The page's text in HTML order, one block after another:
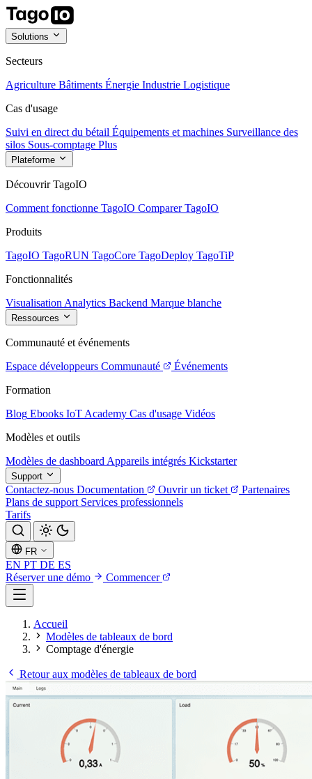
Solutions
Secteurs
Agriculture Bâtiments Énergie Industrie Logistique
Cas d'usage
Suivi en direct du bétail Équipements et machines Surveillance des
silos Sous-comptage Plus
Plateforme
Découvrir TagoIO
Comment fonctionne TagoIO Comparer TagoIO
Produits
TagoIO TagoRUN TagoCore TagoDeploy TagoTiP
Fonctionnalités
Visualisation Analytics Backend Marque blanche
Ressources
Communauté et événements
Espace développeurs Communauté
Événements
Formation
Blog Ebooks IoT Academy Cas d'usage Vidéos
Modèles et outils
Modèles de dashboard Appareils intégrés Kickstarter
Support
Contactez-nous Documentation Ouvrir un ticket
Partenaires
Plans de support Services professionnels
Tarifs
FR
EN PT DE ES
Réserver une démo
Commencer
Accueil
Modèles de tableaux de bord
Comptage d'énergie
Retour aux modèles de tableaux de bord